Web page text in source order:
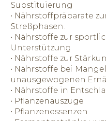
Substituierung
• Nährstoffpräparate
Streßphasen.
• Nährstoffe zur
Unterstützung
• Nährstoffe zur
• Nährstoffe bei
unausgewogenen
• Nährstoffe in
• Pflanzenauszüge
• Pflanzenessenzen